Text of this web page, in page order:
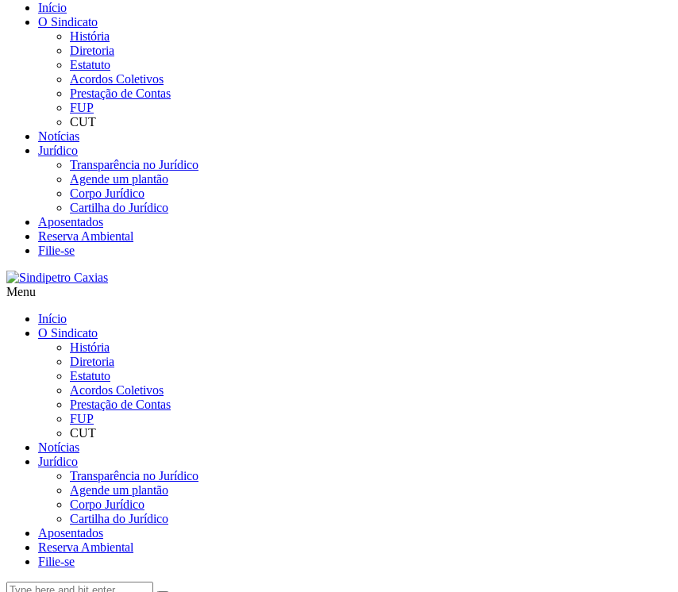
Início
O Sindicato
História
Diretoria
Estatuto
Acordos Coletivos
Prestação de Contas
FUP
CUT
Notícias
Jurídico
Transparência no Jurídico
Agende um plantão
Corpo Jurídico
Cartilha do Jurídico
Aposentados
Reserva Ambiental
Filie-se
Menu
Início
O Sindicato
História
Diretoria
Estatuto
Acordos Coletivos
Prestação de Contas
FUP
CUT
Notícias
Jurídico
Transparência no Jurídico
Agende um plantão
Corpo Jurídico
Cartilha do Jurídico
Aposentados
Reserva Ambiental
Filie-se